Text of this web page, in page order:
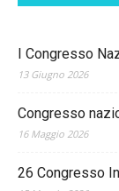
I Congresso
13 Giugno 2026
Congresso
16 Maggio 2026
26 Congresso